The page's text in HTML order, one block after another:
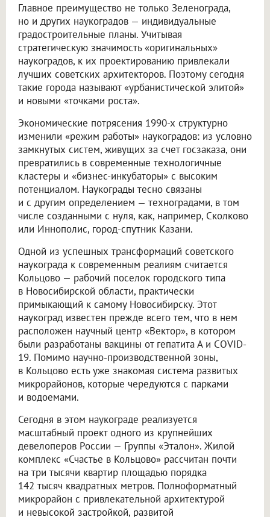
Главное преимущество не только Зеленограда,
но и других наукоградов — индивидуальные
градостроительные планы. Учитывая
стратегическую значимость «оригинальных»
наукоградов, к их проектированию привлекали
лучших советских архитекторов. Поэтому сегодня
такие города называют «урбанистической элитой»
и новыми «точками роста».
Экономические потрясения 1990-х структурно
изменили «режим работы» наукоградов: из условно
замкнутых систем, живущих за счет госзаказа, они
превратились в современные технологичные
кластеры и «бизнес-инкубаторы» с высоким
потенциалом. Наукограды тесно связаны
и с другим определением — техноградами, в том
числе созданными с нуля, как, например, Сколково
или Иннополис, город-спутник Казани.
Одной из успешных трансформаций советского
наукограда к современным реалиям считается
Кольцово — рабочий поселок городского типа
в Новосибирской области, практически
примыкающий к самому Новосибирску. Этот
наукоград известен прежде всего тем, что в нем
расположен научный центр «Вектор», в котором
были разработаны вакцины от гепатита А и COVID-
19. Помимо научно-производственной зоны,
в Кольцово есть уже знакомая система развитых
микрорайонов, которые чередуются с парками
и водоемами.
Сегодня в этом наукограде реализуется
масштабный проект одного из крупнейших
девелоперов России — Группы «Эталон». Жилой
комплекс «Счастье в Кольцово» рассчитан почти
на три тысячи квартир площадью порядка
142 тысяч квадратных метров. Полноформатный
микрорайон с привлекательной архитектурой
и невысокой застройкой, развитой